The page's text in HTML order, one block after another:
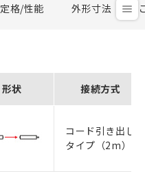
定格/性能 外形寸法
形状 接続方式
コード引き出し
タイプ（2m）